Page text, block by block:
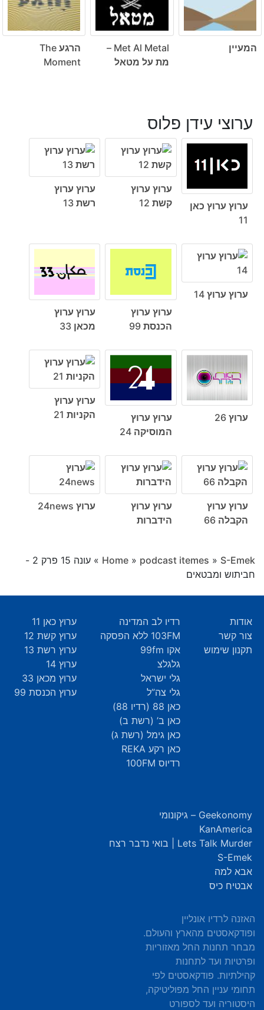
המעיין
Met Al Metal –
מת על מטאל
הרגע The
Moment
ערוצי עידן פלוס
ערוץ ערוץ כאן
11
ערוץ ערוץ
קשת 12
ערוץ ערוץ
רשת 13
ערוץ ערוץ 14
ערוץ ערוץ
הכנסת 99
ערוץ ערוץ
מכאן 33
ערוץ 26
ערוץ ערוץ
המוסיקה 24
ערוץ ערוץ
הקניות 21
ערוץ ערוץ
הקבלה 66
ערוץ ערוץ
הידברות
ערוץ 24news
Home » podcast itemes » S-Emek
»
עונה 15 פרק 2 -
חביתוש ומבטאים
אודות
צור קשר
תקנון שימוש
רדיו לב המדינה
103FM ללא הפסקה
אקו 99fm
גלגלצ
גלי ישראל
גלי צה”ל
כאן 88 (רדיו 88)
כאן ב’ (רשת ב)
כאן גימל (רשת ג)
כאן רקע REKA
רדיוס 100FM
ערוץ כאן 11
ערוץ קשת 12
ערוץ רשת 13
ערוץ 14
ערוץ מכאן 33
ערוץ הכנסת 99
Geekonomy – גיקונומי
KanAmerica
Lets Talk Murder | בואי נדבר רצח
S-Emek
אבא למה
אבטיח כיס
האזנה לרדיו אונליין
ופודקאסטים מהארץ והעולם.
מבחר תחנות החל מאזוריות
ופרטיות ועד לתחנות
קהילתיות. פודקאסטים לפי
תחומי עניין החל מפוליטיקה,
היסטוריה ועד לספורט